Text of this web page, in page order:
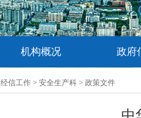
机构概况 政府
经信工作 > 安全生产科 > 政策文件